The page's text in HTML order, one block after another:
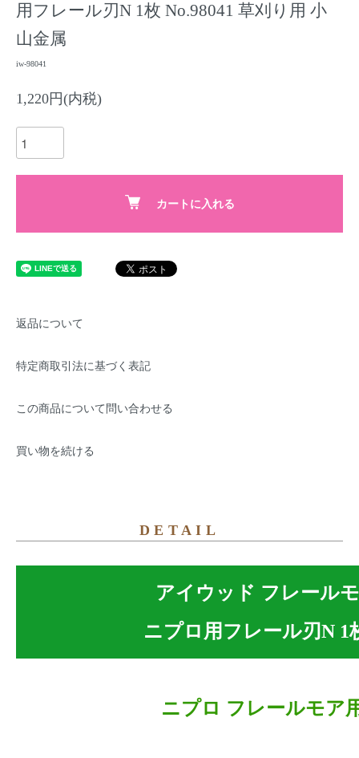
用フレール刃N 1枚 No.98041 草刈り用 小
山金属
iw-98041
1,220円(内税)
カートに入れる
返品について
特定商取引法に基づく表記
この商品について問い合わせる
買い物を続ける
DETAIL
アイウッド フレール
ニプロ用フレール刃N 1
ニプロ フレールモア